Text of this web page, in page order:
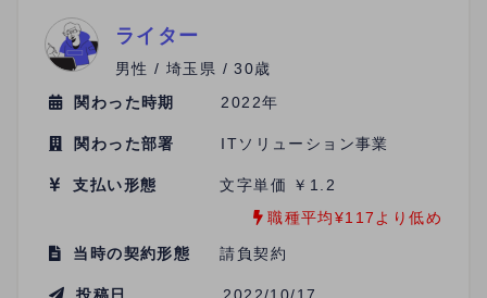
ライター
男性 / 埼玉県 / 30歳
関わった時期
2022年
関わった部署 ITソリューション事業
支払い形態
文字単価 ￥1.2
職種平均¥117より低め
当時の契約形態 請負契約